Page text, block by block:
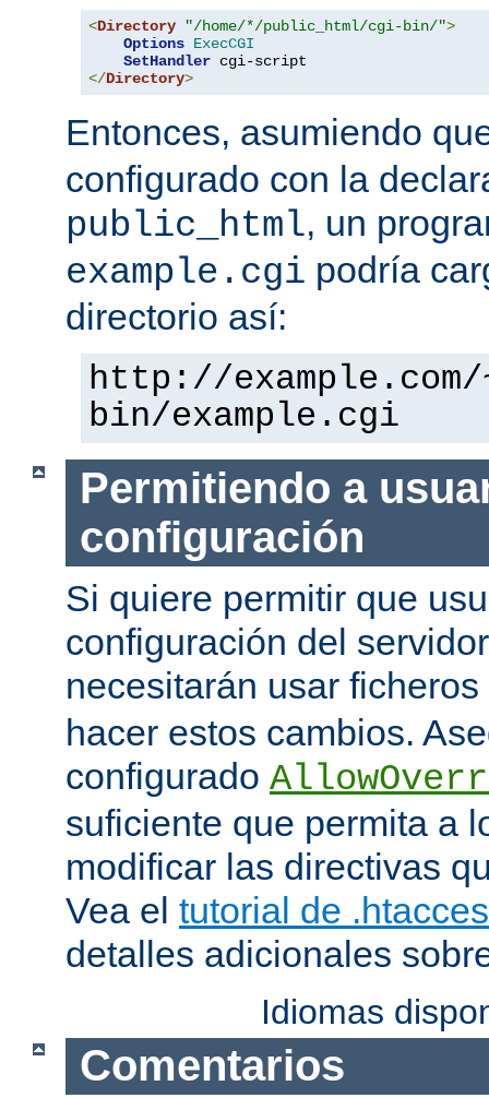
<Directory "/home/*/public_html/cgi-bin/">
Options ExecCGI
SetHandler
</Directory>
Entonces, asumiendo
configurado con la
public_html, un
example.cgi podría
directorio así:
http://
bin/example.cgi
Permitiendo a
configuración
Si quiere permitir que
configuración del
necesitarán usar ficheros
hacer estos cambios.
configurado
suficiente que permita a
modificar las directivas
Vea el tutorial de
detalles adicionales
Idiomas
Comentarios